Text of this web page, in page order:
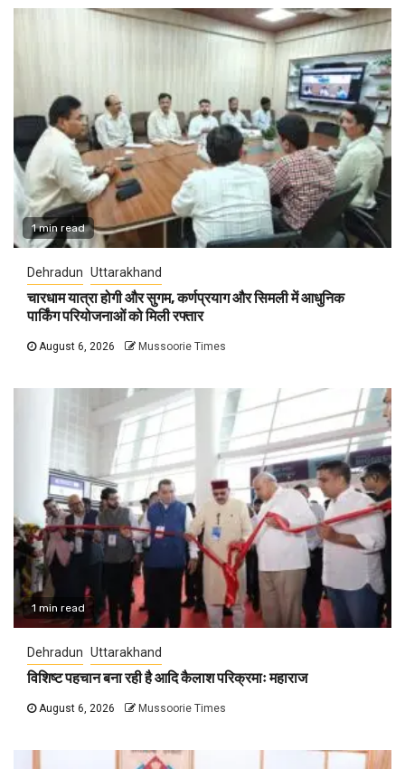
1 min read
Dehradun Uttarakhand
चारधाम यात्रा होगी और सुगम, कर्णप्रयाग और सिमली में आधुनिक
पार्किंग परियोजनाओं को मिली रफ्तार
August 6, 2026 Mussoorie Times
1 min read
Dehradun Uttarakhand
विशिष्ट पहचान बना रही है आदि कैलाश परिक्रमाः महाराज
August 6, 2026 Mussoorie Times